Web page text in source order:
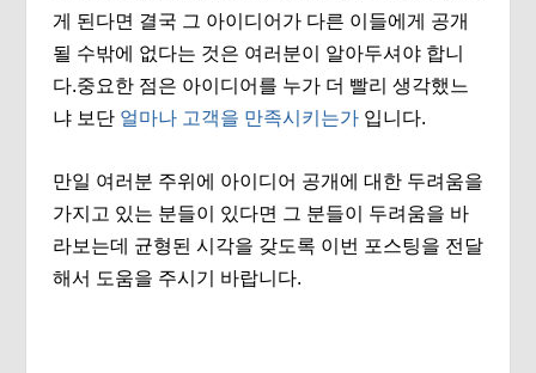
게 된다면 결국 그 아이디어가 다른 이들에게 공개
될 수밖에 없다는 것은 여러분이 알아두셔야 합니
다.중요한 점은 아이디어를 누가 더 빨리 생각했느
냐 보단 얼마나 고객을 만족시키는가 입니다.
만일 여러분 주위에 아이디어 공개에 대한 두려움을
가지고 있는 분들이 있다면 그 분들이 두려움을 바
라보는데 균형된 시각을 갖도록 이번 포스팅을 전달
해서 도움을 주시기 바랍니다.